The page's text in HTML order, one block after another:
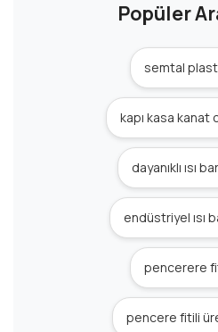
Popüler
semtal
kapı kasa kanat
dayanıklı ısı
endüstriyel ısı
pencerere
pencere fitili